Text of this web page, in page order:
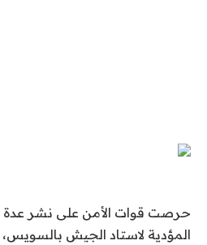
حرصت قوات الأمن على نشر عدة
المؤدية لاستاد الجيش بالسويس،